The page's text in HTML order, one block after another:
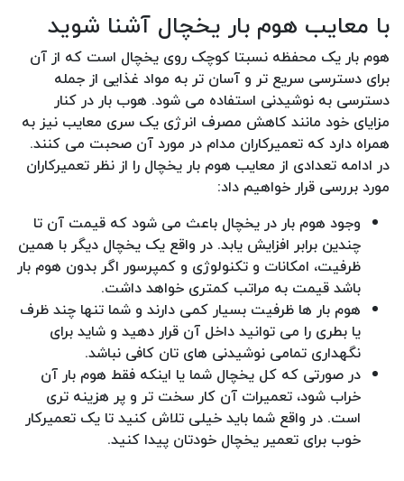
با معایب هوم بار یخچال آشنا شوید
هوم بار یک محفظه نسبتا کوچک روی یخچال است که از آن
برای دسترسی سریع تر و آسان تر به مواد غذایی از جمله
دسترسی به نوشیدنی استفاده می شود. هوب بار در کنار
مزایای خود مانند کاهش مصرف انرژی یک سری معایب نیز به
همراه دارد که تعمیرکاران مدام در مورد آن صحبت می کنند.
در ادامه تعدادی از معایب هوم بار یخچال را از نظر تعمیرکاران
مورد بررسی قرار خواهیم داد:
وجود هوم بار در یخچال باعث می شود که قیمت آن تا
چندین برابر افزایش یابد. در واقع یک یخچال دیگر با همین
ظرفیت، امکانات و تکنولوژی و کمپرسور اگر بدون هوم بار
باشد قیمت به مراتب کمتری خواهد داشت.
هوم بار ها ظرفیت بسیار کمی دارند و شما تنها چند ظرف
یا بطری را می توانید داخل آن قرار دهید و شاید برای
نگهداری تمامی نوشیدنی های تان کافی نباشد.
در صورتی که کل یخچال شما یا اینکه فقط هوم بار آن
خراب شود، تعمیرات آن کار سخت تر و پر هزینه تری
است. در واقع شما باید خیلی تلاش کنید تا یک تعمیرکار
خوب برای تعمیر یخچال خودتان پیدا کنید.